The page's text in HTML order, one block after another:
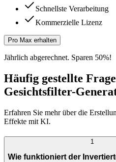
Schnellste Verarbeitung
Kommerzielle Lizenz
Pro Max erhalten
Jährlich abgerechnet. Sparen 50%!
Häufig gestellte
Gesichtsfilter-
Erfahren Sie mehr über die
Effekte mit KI.
1
Wie funktioniert der